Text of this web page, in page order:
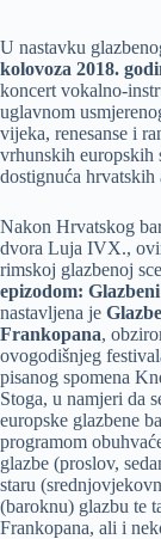
U nastavku
kolovoza 2018.
koncert vokalno-
uglavnom
vijeka, renesanse i
vrhunskih europskih
dostignuća hrvatskih
Nakon Hrvatskog
dvora Luja IVX.,
rimskoj glazbenoj
epizodom:
nastavljena je
Frankopana,
ovogodišnjeg
pisanog spomena
Stoga, u namjeri da
europske glazbene
programom
glazbe (proslov,
staru
(baroknu) glazbu te
Frankopana, ali i